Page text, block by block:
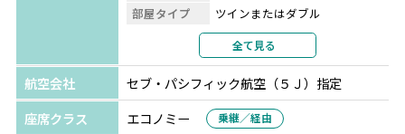
セブ島で人気の4大オプショナルツアーを特別価格でご案
＜先着300組様＞の限定キャンペーンを利用して、セブ島
旅行を楽しもう！
◆予約期間：4月15日～ ※上限に達し次第終了
部屋タイプ
ツインまたはダブル
2名1室利用
部屋カテゴリ
デラックス
全て見る
航空会社
セブ・パシフィック航空（５Ｊ）指定
座席クラス
エコノミー 乗継／経由